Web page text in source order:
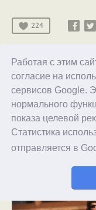
Работая с этим
согласие на
сервисов Google.
нормального
показа целевой
Статистика
отправляется в
224
о высокомМордор
11.05.2023 14:00
Кем для
Горбачев